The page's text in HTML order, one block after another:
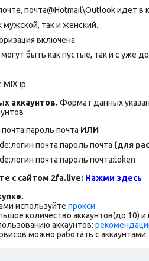
почта@Hotmail\Outlook идет в
так и женский.
включена.
быть как пустые, так и с уже
MIX ip.
аккаунтов. Формат данных
почта ИЛИ
почта:пароль почта (для
почта:пароль почта:token
с сайтом 2fa.live: Нажми здесь
используйте прокси
количество аккаунтов(до 10)
аккаунтов:
можно работать с аккаунтами: